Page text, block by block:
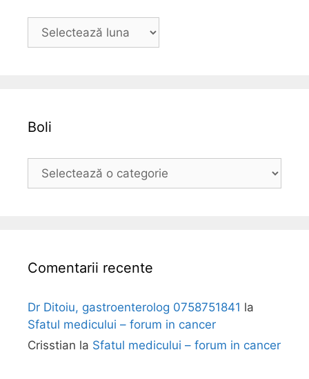
Boli
Comentarii recente
Dr Ditoiu, gastroenterolog 0758751841 la
Sfatul medicului – forum in cancer
Crisstian la Sfatul medicului – forum in cancer